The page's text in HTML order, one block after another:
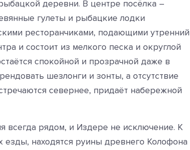
деревни. В центре посёлка –
гулеты и рыбацкие лодки
ресторанчиками, подающими утренний
и состоит из мелкого песка и округлой
спокойной и прозрачной даже в
шезлонги и зонты, а отсутствие
севернее, придаёт набережной
всегда рядом, и Издере не исключение. К
езды, находятся руины древнего Колофона